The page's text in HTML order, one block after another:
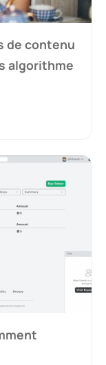
de contenu
algorithme